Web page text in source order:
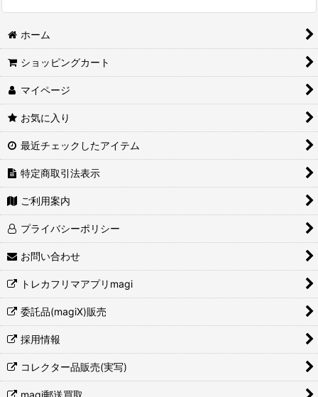
ホーム
ショッピングカート
マイページ
お気に入り
最近チェックしたアイテム
特定商取引法表示
ご利用案内
プライバシーポリシー
お問い合わせ
トレカフリマアプリmagi
委託品(magiX)販売
採用情報
コレクター品販売(実写)
magi郵送買取